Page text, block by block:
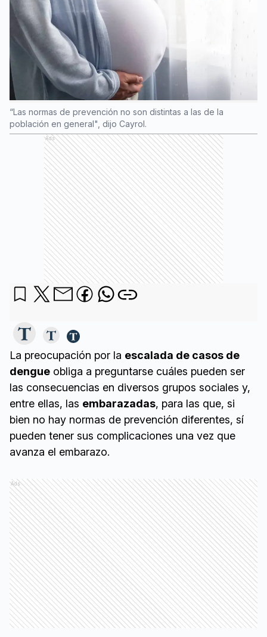
“Las normas de prevención no son distintas a las de la
población en general", dijo Cayrol.
Ads
La preocupación por la escalada de casos de
dengue obliga a preguntarse cuáles pueden ser
las consecuencias en diversos grupos sociales y,
entre ellas, las embarazadas, para las que, si
bien no hay normas de prevención diferentes, sí
pueden tener sus complicaciones una vez que
avanza el embarazo.
Ads